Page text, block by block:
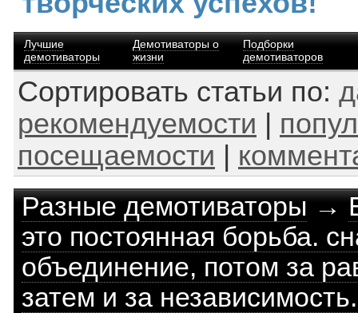
Лучшие
демотиваторы
Демотиваторы о
жизни
Подборки
демотиваторов
Сортировать статьи по:
рекомендуемости
посещаемости
Разные демотиваторы→
это постоянная борьба.
объединение, потом за
затем и за